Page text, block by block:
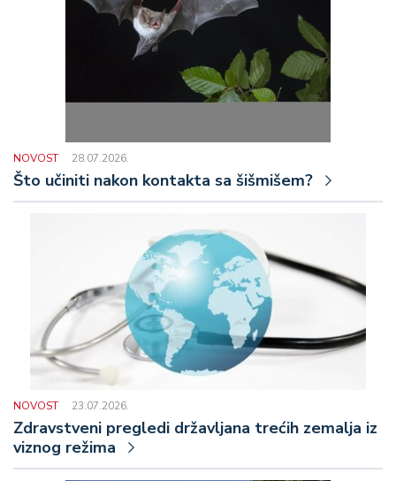
NOVOST 28.07.2026.
Što učiniti nakon kontakta sa šišmišem?
NOVOST 23.07.2026.
Zdravstveni pregledi državljana trećih zemalja iz
viznog režima